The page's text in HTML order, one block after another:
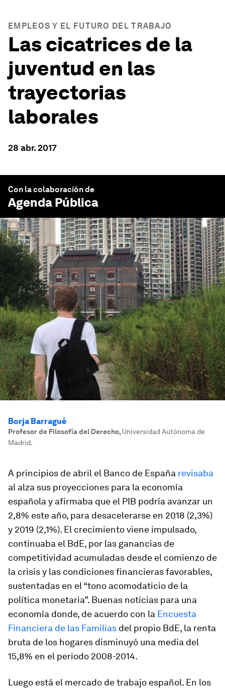
EMPLEOS Y EL FUTURO DEL TRABAJO
Las cicatrices de la
juventud en las
trayectorias
laborales
28 abr. 2017
Con la colaboración de
Agenda Pública
Borja Barragué
Profesor de Filosofía del Derecho, Universidad Autónoma de
Madrid.
A principios de abril el Banco de España revisaba
al alza sus proyecciones para la economía
española y afirmaba que el PIB podría avanzar un
2,8% este año, para desacelerarse en 2018 (2,3%)
y 2019 (2,1%). El crecimiento viene impulsado,
continuaba el BdE, por las ganancias de
competitividad acumuladas desde el comienzo de
la crisis y las condiciones financieras favorables,
sustentadas en el “tono acomodaticio de la
política monetaria”. Buenas noticias para una
economía donde, de acuerdo con la Encuesta
Financiera de las Familias del propio BdE, la renta
bruta de los hogares disminuyó una media del
15,8% en el periodo 2008-2014.
Luego está el mercado de trabajo español. En los